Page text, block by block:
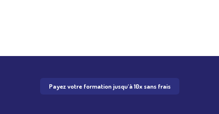
Payez votre formation jusqu'à 10x sans frais